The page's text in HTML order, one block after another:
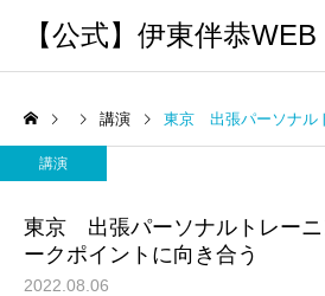
【公式】伊東伴恭WEB
講演 東京 出張パーソナルトレーニン
講演
東京 出張パーソナルトレー
ークポイントに向き合う
2022.08.06